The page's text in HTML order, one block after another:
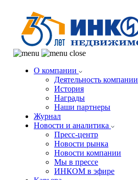
О компании
Деятельность компании
История
Награды
Наши партнеры
Журнал
Новости и аналитика
Пресс-центр
Новости рынка
Новости компании
Мы в прессе
ИНКОМ в эфире